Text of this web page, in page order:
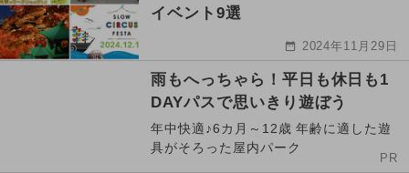
イベント9選
2024年11月29日
雨もへっちゃら！平日も休日も1
DAYパスで思いきり遊ぼう
年中快適♪6カ月～12歳 年齢に適した遊
具がそろった屋内パーク
PR